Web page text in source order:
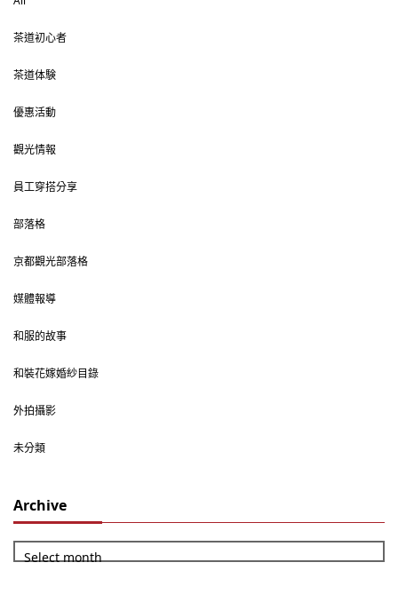
茶道初心者
茶道体験
優惠活動
觀光情報
員工穿搭分享
部落格
京都觀光部落格
媒體報導
和服的故事
和裝花嫁婚紗目錄
外拍攝影
未分類
Archive
Select month